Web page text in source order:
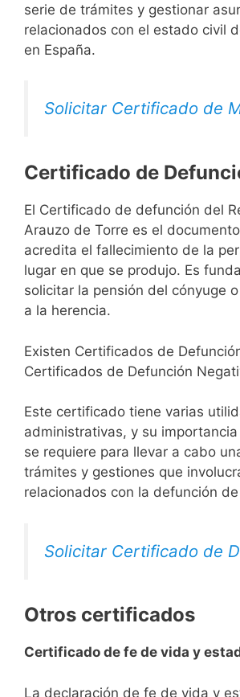
serie de trámites y gestionar
relacionados con el estado civil
en España.
Solicitar Certificado de
Certificado de
El Certificado de defunción del
Arauzo de Torre es el
acredita el fallecimiento de la
lugar en que se produjo. Es
solicitar la pensión del cónyuge
a la herencia.
Existen Certificados de
Certificados de Defunción
Este certificado tiene varias
administrativas, y su
se requiere para llevar a cabo
trámites y gestiones que
relacionados con la defunción
Solicitar Certificado de
Otros certificados
Certificado de fe de vida y
La declaración de fe de vida y